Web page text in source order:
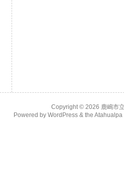
Copyright © 2026 鹿嶋市
Powered by WordPress& the Atahualpa